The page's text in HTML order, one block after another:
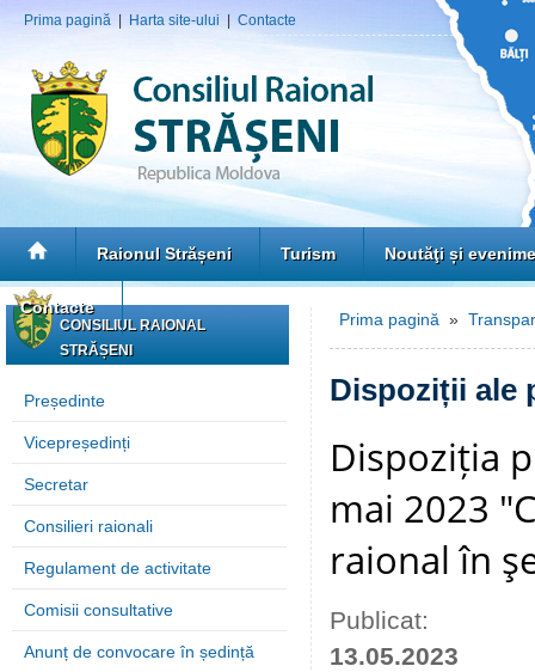
Prima pagină Harta site-ului Contacte
Raionul Strășeni Turism Noutăţi și
Contacte
CONSILIUL RAIONAL
STRĂȘENI
Președinte
Vicepreședinți
Secretar
Consilieri raionali
Regulament de activitate
Comisii consultative
Anunț de convocare în ședință
Prima pagină »
Dispoziții ale
Dispoziția
mai 2023
raional în
Publicat:
13.05.2023